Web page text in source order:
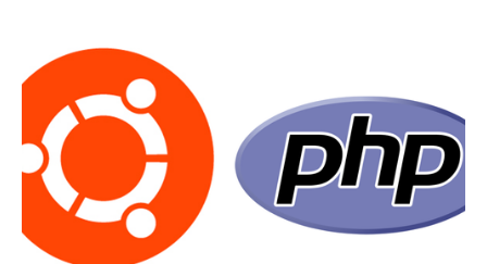
nuestra plataforma debemos de hacer la siguiente
actividad.